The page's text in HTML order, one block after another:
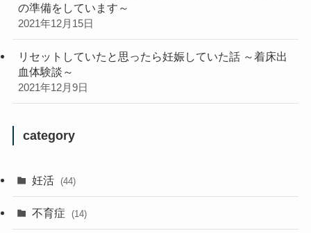
の準備をしています～
2021年12月15日
リセットしていたと思ったら妊娠していた話 ～着床出
血体験談～
2021年12月9日
category
妊活 (44)
不育症 (14)